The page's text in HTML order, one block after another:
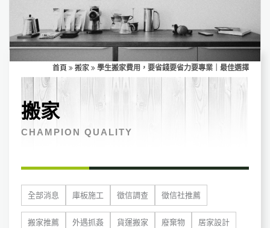
首頁 搬家 學生搬家費用，要省錢要省力要專業｜最佳選擇
搬家
CHAMPION QUALITY
全部消息 庫板施工 徵信調查 徵信社推薦
搬家推薦 外遇抓姦 貨運搬家 廢棄物 居家設計